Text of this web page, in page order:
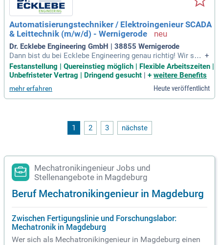
Automatisierungstechniker / Elektroingenieur SCADA
& Leittechnik (m/w/d) - Wernigerode
Dr. Ecklebe Engineering GmbH | 38855 Wernigerode
Dann bist du bei Ecklebe Engineering genau richtig! Wir suc
hen engagierte Ingenieure, Techniker, Meister sowie qualifizi
erte Fachkräfte und motivierte Quereinsteiger, die gemeinsa
+
Festanstellung | Quereinstieg möglich | Flexible Arbeitszeiten |
Unbefristeter Vertrag | Dringend gesucht
+ weitere Benefits
mehr erfahren Heute veröffentlicht
1 2 3 nächste
Mechatronikingenieur Jobs und
Stellenangebote in Magdeburg
Beruf Mechatronikingenieur in Magdeburg
Zwischen Fertigungslinie und Forschungslabor:
Mechatronik in Magdeburg
Wer sich als Mechatronikingenieur in Magdeburg einen